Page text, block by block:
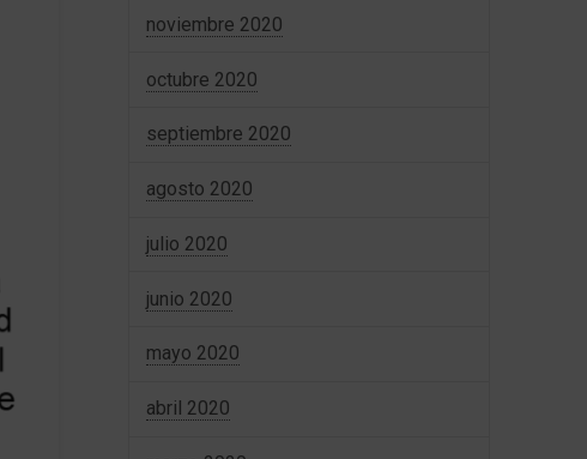
noviembre 2020
octubre 2020
septiembre 2020
agosto 2020
julio 2020
junio 2020
mayo 2020
abril 2020